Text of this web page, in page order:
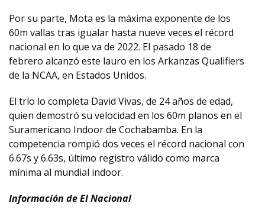
Por su parte, Mota es la máxima exponente de los
60m vallas tras igualar hasta nueve veces el récord
nacional en lo que va de 2022. El pasado 18 de
febrero alcanzó este lauro en los Arkanzas Qualifiers
de la NCAA, en Estados Unidos.
El trío lo completa David Vivas, de 24 años de edad,
quien demostró su velocidad en los 60m planos en el
Suramericano Indoor de Cochabamba. En la
competencia rompió dos veces el récord nacional con
6.67s y 6.63s, último registro válido como marca
mínima al mundial indoor.
Información de El Nacional